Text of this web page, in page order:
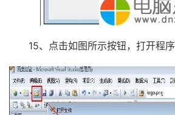
15、点击如图所示按钮，打开程序